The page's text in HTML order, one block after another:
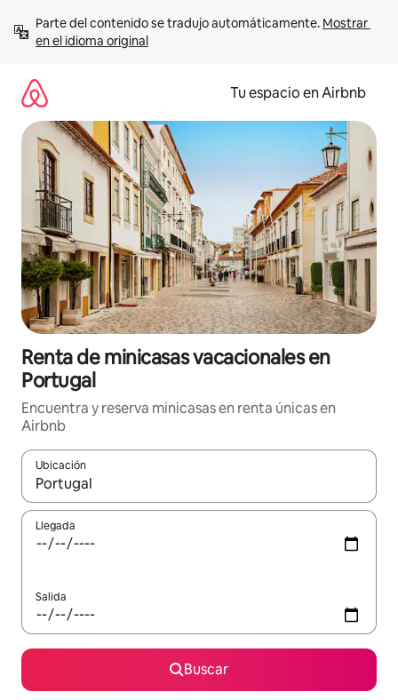
contenido
Parte del contenido se tradujo automáticamente. Mostrar
en el idioma original
Tu espacio en Airbnb
Renta de minicasas vacacionales en
Portugal
Encuentra y reserva minicasas en renta únicas en
Airbnb
Ubicación
Cuando los resultados estén disponibles, podrás navegar
Llegada
Salida
Buscar